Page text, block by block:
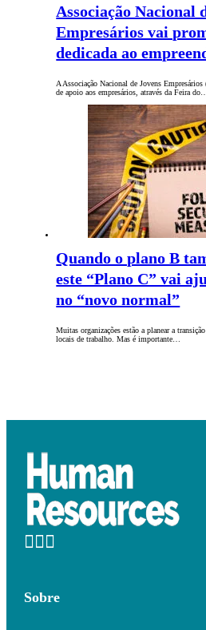
Associação Nacional
Empresários vai
dedicada ao
A Associação Nacional de Jovens
de apoio aos empresários, através da Feira
Quando o plano B
este “Plano C” vai
no “novo normal”
Muitas organizações estão a planear a
locais de trabalho. Mas é importante…
Sobre